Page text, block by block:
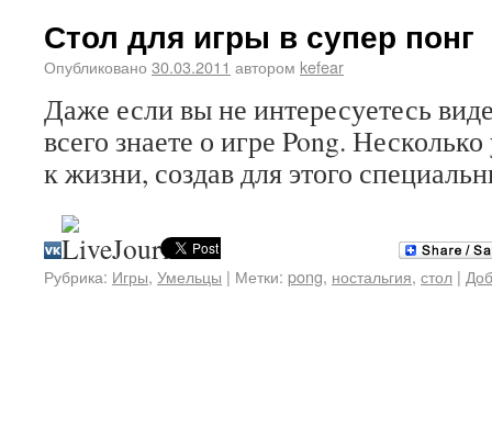
Стол для игры в супер понг
Опубликовано 30.03.2011 автором kefear
Даже если вы не интересуетесь
всего знаете о игре Pong.
к жизни, создав для этого
Рубрика: Игры, Умельцы | Метки: pong, ностальгия, стол |